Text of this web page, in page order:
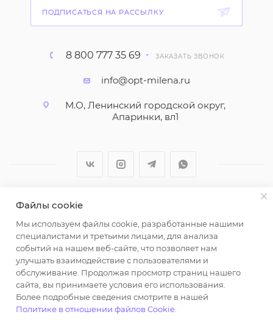
ПОДПИСАТЬСЯ НА РАССЫЛКУ
8 800 777 35 69 ЗАКАЗАТЬ ЗВОНОК
info@opt-milena.ru
М.О, Ленинский городской округ,
Апаринки, вл1
2026 © ООО "Вайт Текстиль групп"
Любая информация на сайте носит справочный
характер и не является публичной офертой
определяемой положениями пункта 2 статьи 437
Гражданского кодекса Российской Федерации.
Использование любых материалов, опубликованных
на https://opt-milena.ru, допустимо только при
наличии письменного разрешения редакции и
Файлы cookie
Мы используем файлы cookie, разработанные нашими
специалистами и третьими лицами, для анализа
событий на нашем веб-сайте, что позволяет нам
улучшать взаимодействие с пользователями и
обслуживание. Продолжая просмотр страниц нашего
сайта, вы принимаете условия его использования.
Более подробные сведения смотрите в нашей
Политике в отношении файлов Cookie